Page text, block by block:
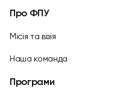
Про ФПУ
Місія та візія
Наша команда
Програми